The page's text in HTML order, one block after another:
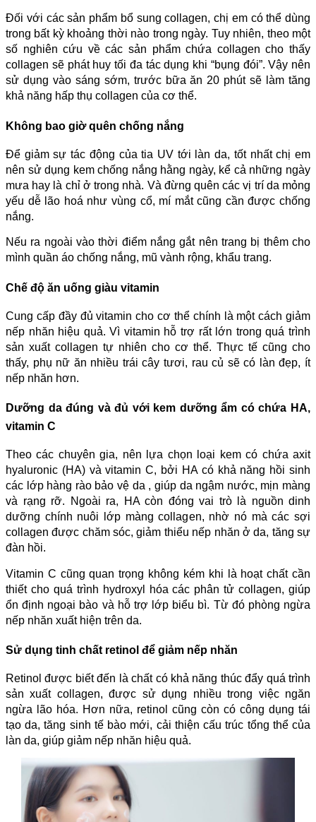
Đối với các sản phẩm bổ sung collagen, chị em có thể dùng
trong bất kỳ khoảng thời nào trong ngày. Tuy nhiên, theo một
số nghiên cứu về các sản phẩm chứa collagen cho thấy
collagen sẽ phát huy tối đa tác dụng khi “bụng đói”. Vậy nên
sử dụng vào sáng sớm, trước bữa ăn 20 phút sẽ làm tăng
khả năng hấp thụ collagen của cơ thể.
Không bao giờ quên chống nắng
Để giảm sự tác động của tia UV tới làn da, tốt nhất chị em
nên sử dụng kem chống nắng hằng ngày, kể cả những ngày
mưa hay là chỉ ở trong nhà. Và đừng quên các vị trí da mỏng
yếu dễ lão hoá như vùng cổ, mí mắt cũng cần được chống
nắng.
Nếu ra ngoài vào thời điểm nắng gắt nên trang bị thêm cho
mình quần áo chống nắng, mũ vành rộng, khẩu trang.
Chế độ ăn uống giàu vitamin
Cung cấp đầy đủ vitamin cho cơ thể chính là một cách giảm
nếp nhăn hiệu quả. Vì vitamin hỗ trợ rất lớn trong quá trình
sản xuất collagen tự nhiên cho cơ thể. Thực tế cũng cho
thấy, phụ nữ ăn nhiều trái cây tươi, rau củ sẽ có làn đẹp, ít
nếp nhăn hơn.
Dưỡng da đúng và đủ với kem dưỡng ẩm có chứa HA,
vitamin C
Theo các chuyên gia, nên lựa chọn loại kem có chứa axit
hyaluronic (HA) và vitamin C, bởi HA có khả năng hồi sinh
các lớp hàng rào bảo vệ da , giúp da ngậm nước, mịn màng
và rạng rỡ. Ngoài ra, HA còn đóng vai trò là nguồn dinh
dưỡng chính nuôi lớp màng collagen, nhờ nó mà các sợi
collagen được chăm sóc, giảm thiểu nếp nhăn ở da, tăng sự
đàn hồi.
Vitamin C cũng quan trọng không kém khi là hoạt chất cần
thiết cho quá trình hydroxyl hóa các phân tử collagen, giúp
ổn định ngoại bào và hỗ trợ lớp biểu bì. Từ đó phòng ngừa
nếp nhăn xuất hiện trên da.
Sử dụng tinh chất retinol để giảm nếp nhăn
Retinol được biết đến là chất có khả năng thúc đẩy quá trình
sản xuất collagen, được sử dụng nhiều trong việc ngăn
ngừa lão hóa. Hơn nữa, retinol cũng còn có công dụng tái
tạo da, tăng sinh tế bào mới, cải thiện cấu trúc tổng thể của
làn da, giúp giảm nếp nhăn hiệu quả.